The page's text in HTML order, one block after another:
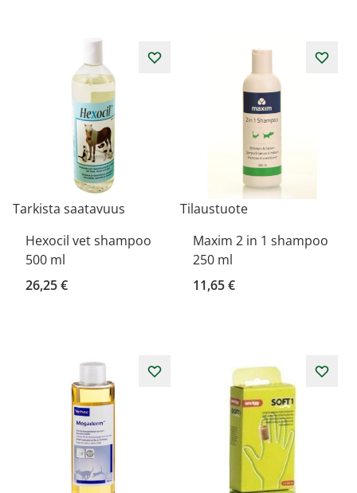
Tarkista saatavuus
Hexocil vet shampoo
500 ml
26,25 €
Tilaustuote
Maxim 2 in 1 shampoo
250 ml
11,65 €